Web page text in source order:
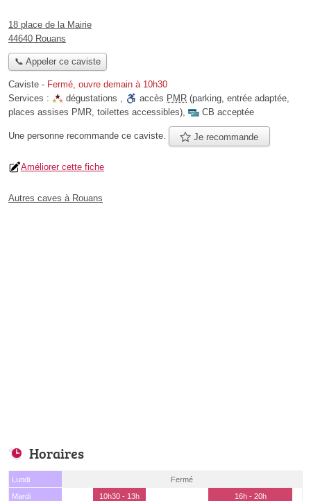
18 place de la Mairie
44640 Rouans
📞 Appeler ce caviste
Caviste - Fermé, ouvre demain à 10h30
Services :
dégustations , accès PMR (parking, entrée adaptée,
places assises PMR, toilettes accessibles), CB acceptée
Une personne recommande ce caviste. Je recommande
Améliorer cette fiche
Autres caves à Rouans
Horaires
Lundi
Fermé
Mardi
10h30 - 13h
16h - 20h